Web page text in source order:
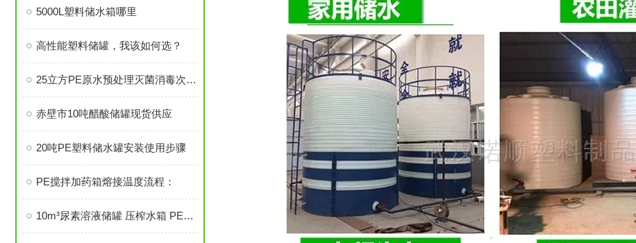
5000L塑料储水箱哪里
高性能塑料储罐，我该如何选？
25立方PE原水预处理灭菌消毒次氯酸钠储存罐
赤壁市10吨醋酸储罐现货供应
20吨PE塑料储水罐安装使用步骤
PE搅拌加药箱熔接温度流程：
10m³尿素溶液储罐 压榨水箱 PE塑料水罐